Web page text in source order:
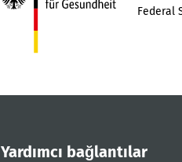
Federal
Yardımcı bağlantılar